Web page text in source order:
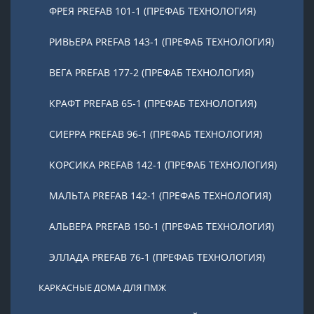
ФРЕЯ PREFAB 101-1 (ПРЕФАБ ТЕХНОЛОГИЯ)
РИВЬЕРА PREFAB 143-1 (ПРЕФАБ ТЕХНОЛОГИЯ)
ВЕГА PREFAB 177-2 (ПРЕФАБ ТЕХНОЛОГИЯ)
КРАФТ PREFAB 65-1 (ПРЕФАБ ТЕХНОЛОГИЯ)
СИЕРРА PREFAB 96-1 (ПРЕФАБ ТЕХНОЛОГИЯ)
КОРСИКА PREFAB 142-1 (ПРЕФАБ ТЕХНОЛОГИЯ)
МАЛЬТА PREFAB 142-1 (ПРЕФАБ ТЕХНОЛОГИЯ)
АЛЬВЕРА PREFAB 150-1 (ПРЕФАБ ТЕХНОЛОГИЯ)
ЭЛЛАДА PREFAB 76-1 (ПРЕФАБ ТЕХНОЛОГИЯ)
КАРКАСНЫЕ ДОМА ДЛЯ ПМЖ